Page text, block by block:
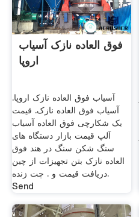
فوق العاده نازک آسیاب
اروپا
آسیاب فوق العاده نازک اروپا.
آسیاب فوق العاده نازک. قیمت
یک شکارچی فوق العاده آسیاب
آلپ قیمت بازار دستگاه های
سنگ شکن سنگ در هند فوق
العاده نازک بتن تجهیزات از چین
دریافت قیمت و . چت زنده.
Send